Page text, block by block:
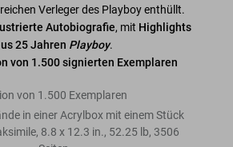
Verleger des Playboy enthüllt.
Autobiografie, mit Highlights
25 Jahren Playboy.
von 1.500 signierten Exemplaren
von 1.500 Exemplaren
in einer Acrylbox mit einem Stück
, 8.8 x 12.3 in., 52.25 lb, 3506